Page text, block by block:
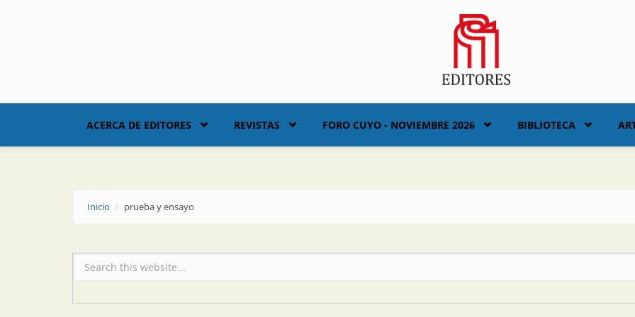
ACERCA DE EDITORES REVISTAS FORO CUYO - NOVIEMBRE 2026 BIBLIOTECA
Inicio prueba y ensayo
Formulario de búsqueda